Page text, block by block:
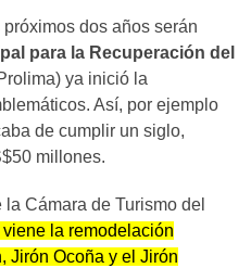
dos años serán
para la Recuperación del
ya inició la
Así, por ejemplo
de cumplir un siglo,
millones.
Cámara de Turismo del
viene la remodelación
Jirón Ocoña y el Jirón